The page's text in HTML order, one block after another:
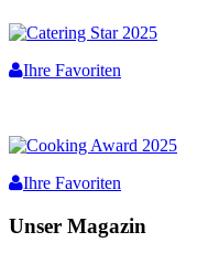
Ihre Favoriten
Ihre Favoriten
Unser Magazin